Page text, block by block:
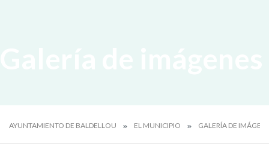
AYUNTAMIENTO DE BALDELLOU EL MUNICIPIO GALERÍA DE